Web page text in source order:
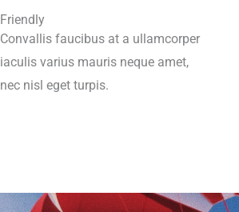
Friendly
Convallis faucibus at a ullamcorper
iaculis varius mauris neque amet,
nec nisl eget turpis.